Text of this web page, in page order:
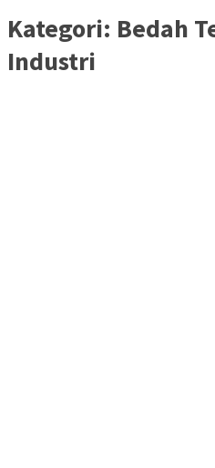
Kategori: Bedah
Industri